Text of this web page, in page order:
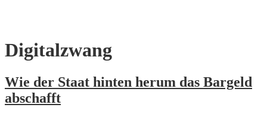
Skip
to
Digitalzwang
Wie der Staat hinten herum das Bargeld
abschafft